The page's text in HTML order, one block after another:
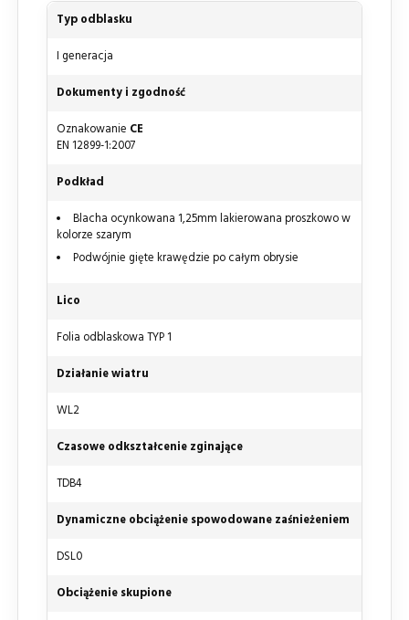
Typ odblasku
I generacja
Dokumenty i zgodność
Oznakowanie CE
EN 12899-1:2007
Podkład
Blacha ocynkowana 1,25mm lakierowana proszkowo w
kolorze szarym
Podwójnie gięte krawędzie po całym obrysie
Lico
Folia odblaskowa TYP 1
Działanie wiatru
WL2
Czasowe odkształcenie zginające
TDB4
Dynamiczne obciążenie spowodowane zaśnieżeniem
DSL0
Obciążenie skupione